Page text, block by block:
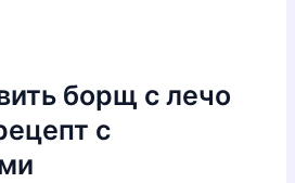
борщ с лечо
с